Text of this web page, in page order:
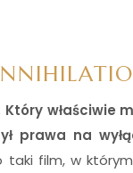
Który właściwie
prawa na
taki film, w